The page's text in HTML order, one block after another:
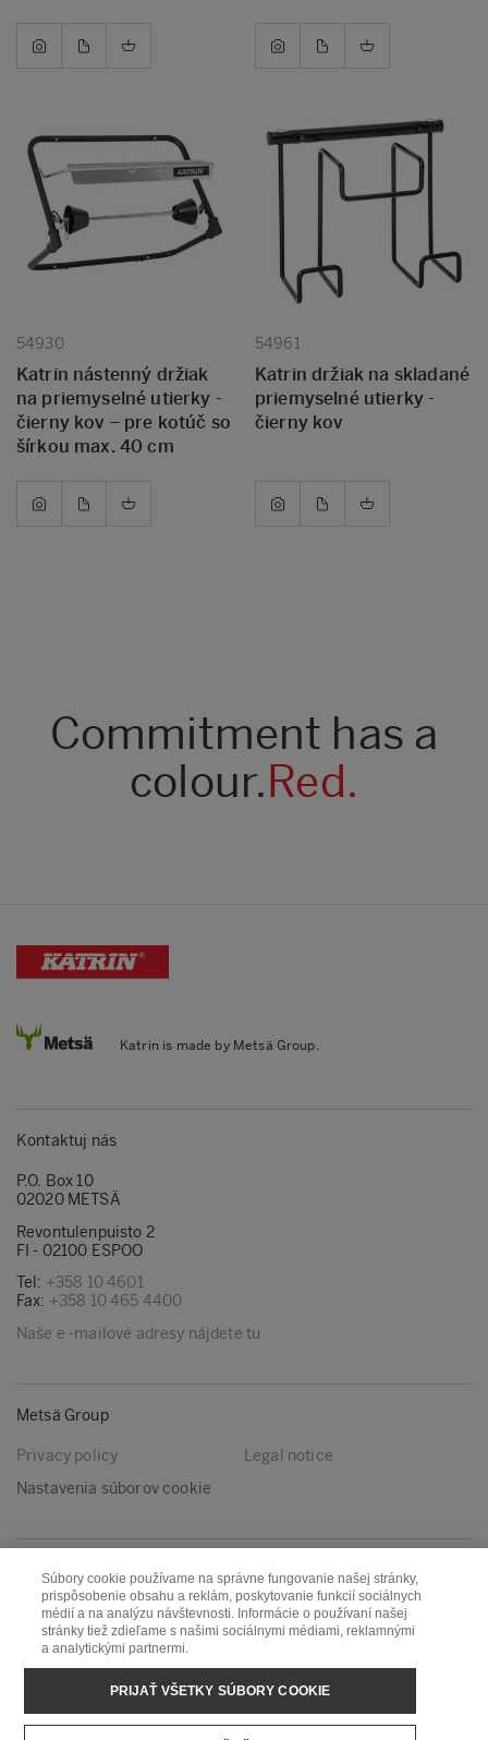
54930
Katrin nástenný držiak
na priemyselné utierky -
čierny kov – pre kotúč so
šírkou max. 40 cm
54961
Katrin držiak na skladané
priemyselné utierky -
čierny kov
Commitment has a
colour.Red.
Katrin is made by Metsä Group.
Kontaktuj nás
P.O. Box 10
02020 METSÄ
Revontulenpuisto 2
FI - 02100 ESPOO
Tel: +358 10 4601
Fax: +358 10 465 4400
Naše e -mailové adresy nájdete tu
Metsä Group
Privacy policy
Legal notice
Nastavenia súborov cookie
Nasleduj nás
LinkedIn Youtube
Metsä Fibre
Metsä Forest
Metsä Spring
Súbory cookie používame na správne fungovanie našej stránky,
prispôsobenie obsahu a reklám, poskytovanie funkcií sociálnych
médií a na analýzu návštevnosti. Informácie o používaní našej
stránky tiež zdieľame s našimi sociálnymi médiami, reklamnými
a analytickými partnermi.
PRIJAŤ VŠETKY SÚBORY COOKIE